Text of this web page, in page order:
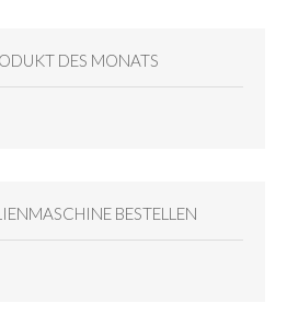
DES MONATS
BESTELLEN